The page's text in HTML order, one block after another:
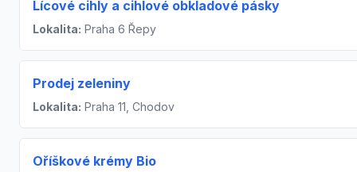
Lícové cihly a cihlové obkladové pásky
Lokalita: Praha 6 Řepy
Prodej zeleniny
Lokalita: Praha 11, Chodov
Oříškové krémy Bio